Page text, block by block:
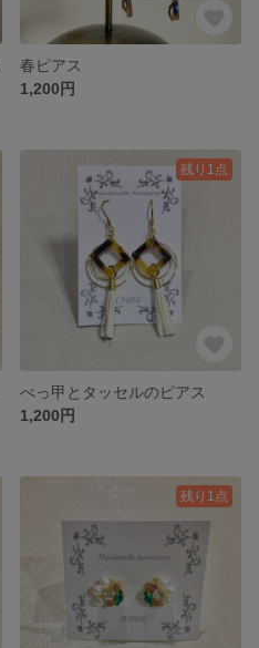
春ピアス
1,200円
残り1点
べっ甲とタッセルのピアス
1,200円
残り1点